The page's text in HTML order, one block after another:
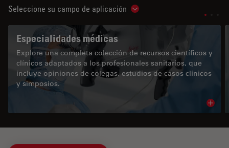
Seleccione su campo de aplicación Show subnavigation
Especialidades médicas
Explore una completa colección de recursos científicos y
clínicos adaptados a los profesionales sanitarios, que
incluye opiniones de colegas, estudios de casos clínicos
y simposios.